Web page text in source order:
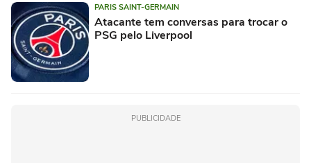
PARIS SAINT-GERMAIN
Atacante tem conversas para trocar o
PSG pelo Liverpool
PUBLICIDADE